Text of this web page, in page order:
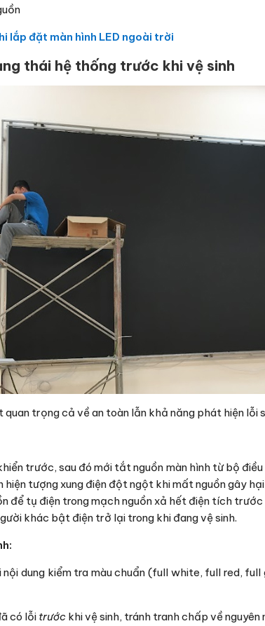
lắp đặt màn hình LED ngoài trời
thái hệ thống trước khi vệ sinh
trọng cả về an toàn lẫn khả năng phát hiện lỗi
trước, sau đó mới tắt nguồn màn hình từ bộ
tượng xung điện đột ngột khi mất nguồn gây
để tụ điện trong mạch nguồn xả hết điện tích
khác bật điện trở lại trong khi đang vệ sinh.
dung kiểm tra màu chuẩn (full white, full red,
có lỗi trước khi vệ sinh, tránh tranh chấp về nguyên